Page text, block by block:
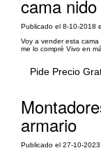
cama nido
Publicado el 8-10-2018
Voy a vender esta
me lo compré Vivo en
Pide Precio
armario
Publicado el 27-10-